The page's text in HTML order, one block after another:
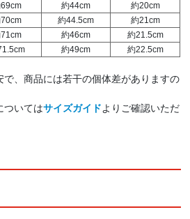
約44cm
約20cm
約44.5cm
約21cm
約46cm
約21.5cm
約49cm 約22.5cm
、商品には若干の個体差がありますの
ついてはサイズガイドよりご確認いただ